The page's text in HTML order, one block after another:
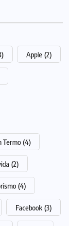
Apple (2)
Termo (4)
(2)
(4)
Facebook (3)